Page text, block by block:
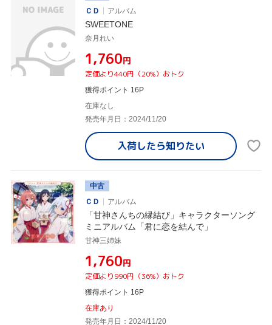
ＣＤ
アルバム
SWEETONE
奈月れい
¥1,760円
定価より440円（20%）おトク
獲得ポイント 16P
在庫なし
発売年月日：2024/11/20
入荷したら知りたい
中古
ＣＤ
アルバム
「甘神さんちの縁結び」キャラクターソング
ミニアルバム「君に恋を結んで」
甘神三姉妹
¥1,760円
定価より990円（36%）おトク
獲得ポイント 16P
在庫あり
発売年月日：2024/11/20